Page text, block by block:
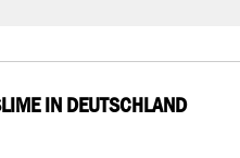
IN DEUTSCHLAND